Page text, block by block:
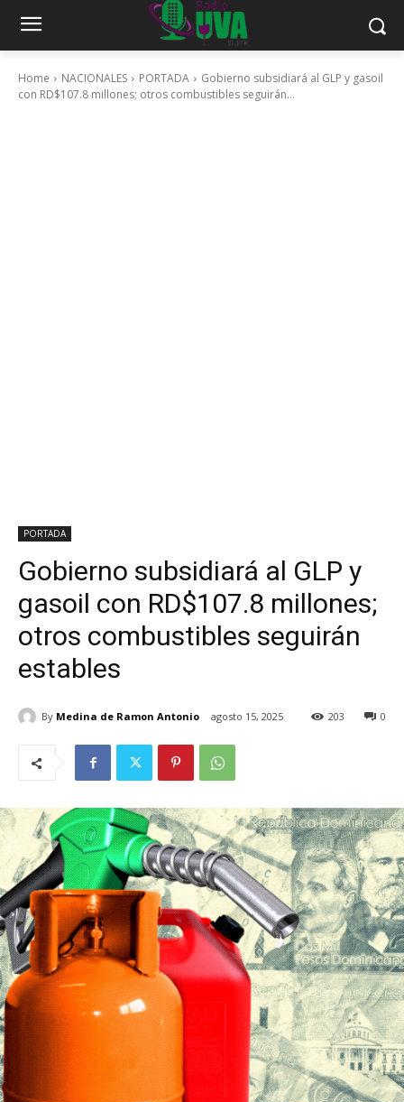
Home NACIONALES PORTADA
Gobierno subsidiará al GLP y gasoil
con RD$107.8 millones; otros combustibles seguirán...
PORTADA
Gobierno subsidiará al GLP y
gasoil con RD$107.8 millones;
otros combustibles seguirán
estables
By Medina de Ramon Antonio agosto 15, 2025 0
203